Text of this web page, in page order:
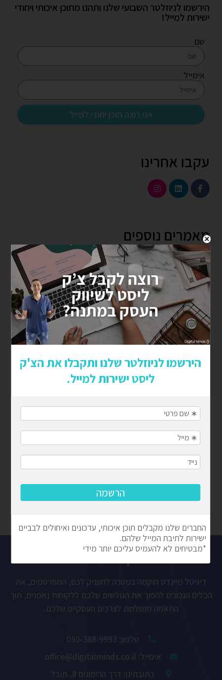
הירשמו לניוזלטר השבועי שלנו ותהנו מתוכן איכותי ויחודי
ישירות למייל!
שם
אימייל
אני רוצה תוכן יחודי למייל
עקבו אחרינו
מאמרים נוספים
5 אסטרטגיות אוטומציה שישנו את השיווק הדיגיטלי של
העסק שלך ב-2025
יצירת סרטוני וידאו שמייצרים מעורבות: כך תגרמו לצופים
להישאר מרותקים
איך מיתוג נכון ולוגו מנצח יכולים להפוך את העסק שלך
למותג מוביל
להפסיק לרדוף אחרי הזמן ולהתחיל לנהל אותו: המדריך
קמפיין משפיענים מנצח: המדריך שיעשה לכם סדר
תגיות פופולריות
פרסום באמזון,קידום בגוגל,קידום ממומן,SEO,
קידום ממומן בגוגל,פרסום בגוגל,בניית אתרים,
אסטרטגיית פרסום,קידום אורגני,פרסום בפייסבוק,
סושיאל מדיה,אינסטגרם,קידום עסקים,רשתות
דיגיטל מיינדס הוקמה במטרה להעניק לכם, המפרסמים, את
הכלים הנכונים להפוך את הגולשים שלכם ללקוחות נאמנים, תוך
התאמה מושלמת לצרכים העסקיים שלכם.
טלפון: 050-388-9993
אימייל: office@digitalminds.co.il
כתובתינו: דרך הרימונים 8, תובל